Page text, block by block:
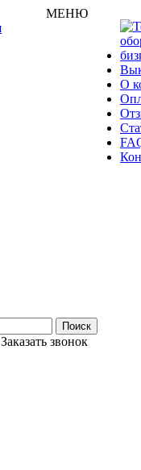
МЕНЮ
О
Поиск
Заказать звонок